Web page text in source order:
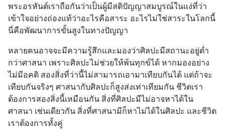
พระอรหันต์เราถือกันว่าเป็นผู้มีสติปัญญาสมบูรณ์ในแง่ที่ว่า
เข้าใจอย่างถ่องแท้ว่าอะไรคือสาระ อะไรไม่ใช่สาระในโลกนี้
นี่คือพัฒนาการขั้นสูงในทางปัญญา
หลายคนอาจจะมีความรู้สึกและมองว่าศิลปะมีสถานะอยู่ต่ำ
กว่าศาสนา เพราะศิลปะไม่ช่วยให้พ้นทุกข์ได้ หากมองอย่าง
ไม่มีอคติ สองสิ่งที่ว่านี้ไม่สามารถเอามาเทียบกันได้ แต่ถ้าจะ
เทียบกันจริงๆ ศาสนากับศิลปะก็สูงส่งเท่าเทียมกัน ชีวิตเรา
ต้องการสองสิ่งนี้เหมือนกัน สิ่งที่ศิลปะมีไม่อาจหาได้ใน
ศาสนา เช่นเดียวกัน สิ่งที่ศาสนามีก็หาไม่ได้ในศิลปะ และชีวิต
เราต้องการทั้งคู่